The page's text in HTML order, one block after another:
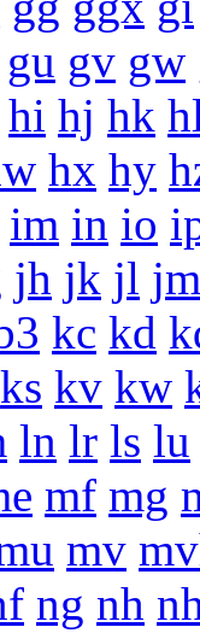
gu gv gw
hi hj hk
hx hy
im in io
jh jk jl jm
kc kd
ks kv kw
ln lr ls lu
mf mg
mv
ng nh